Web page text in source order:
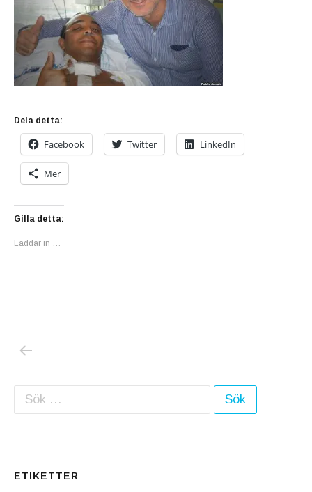
Dela detta:
Facebook Twitter LinkedIn
Mer
Gilla detta:
Laddar in …
Inläggsnavigering
Sök efter:
ETIKETTER